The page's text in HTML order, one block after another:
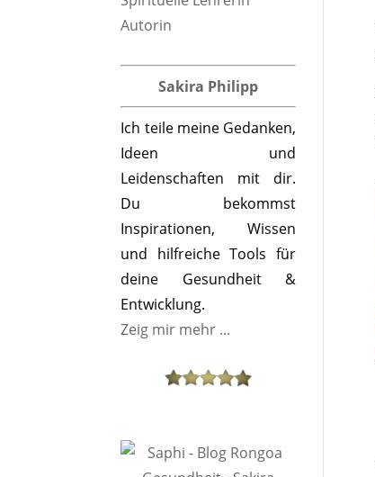
Sakira Philipp
Ich teile meine Gedanken,
Ideen und
Leidenschaften mit dir.
Du bekommst
Inspirationen, Wissen
und hilfreiche Tools für
deine Gesundheit &
Entwicklung.
Zeig mir mehr ...